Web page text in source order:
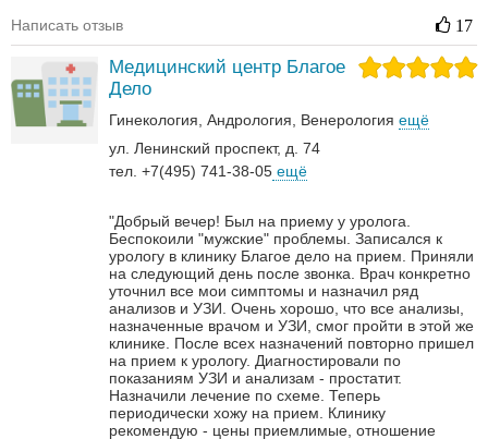
Написать отзыв 17
Медицинский центр Благое
Дело
Гинекология Андрология‎ Венерология‎ ещё
ул. Ленинский проспект, д. 74
тел. +7(495) 741-38-05 ещё
"Добрый вечер! Был на приему у уролога.
Беспокоили "мужские" проблемы. Записался к
урологу в клинику Благое дело на прием. Приняли
на следующий день после звонка. Врач конкретно
уточнил все мои симптомы и назначил ряд
анализов и УЗИ. Очень хорошо, что все анализы,
назначенные врачом и УЗИ, смог пройти в этой же
клинике. После всех назначений повторно пришел
на прием к урологу. Диагностировали по
показаниям УЗИ и анализам - простатит.
Назначили лечение по схеме. Теперь
периодически хожу на прием. Клинику
рекомендую - цены приемлимые, отношение